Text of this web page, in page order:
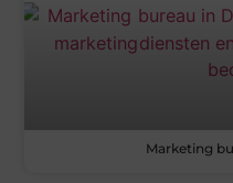
Marketing